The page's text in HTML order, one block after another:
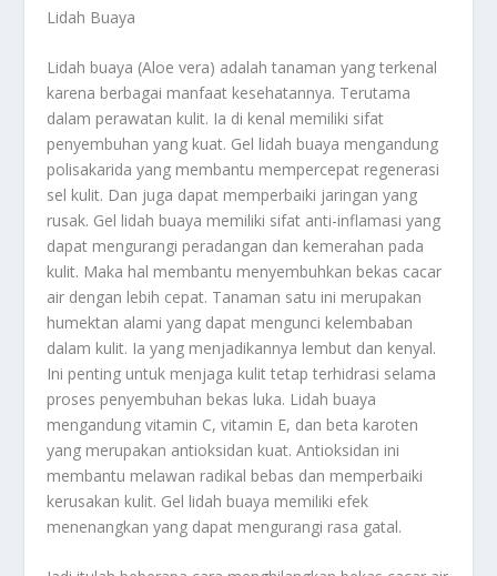
Lidah Buaya
Lidah buaya (Aloe vera) adalah tanaman yang terkenal
karena berbagai manfaat kesehatannya. Terutama
dalam perawatan kulit. Ia di kenal memiliki sifat
penyembuhan yang kuat. Gel lidah buaya mengandung
polisakarida yang membantu mempercepat regenerasi
sel kulit. Dan juga dapat memperbaiki jaringan yang
rusak. Gel lidah buaya memiliki sifat anti-inflamasi yang
dapat mengurangi peradangan dan kemerahan pada
kulit. Maka hal membantu menyembuhkan bekas cacar
air dengan lebih cepat. Tanaman satu ini merupakan
humektan alami yang dapat mengunci kelembaban
dalam kulit. Ia yang menjadikannya lembut dan kenyal.
Ini penting untuk menjaga kulit tetap terhidrasi selama
proses penyembuhan bekas luka. Lidah buaya
mengandung vitamin C, vitamin E, dan beta karoten
yang merupakan antioksidan kuat. Antioksidan ini
membantu melawan radikal bebas dan memperbaiki
kerusakan kulit. Gel lidah buaya memiliki efek
menenangkan yang dapat mengurangi rasa gatal.